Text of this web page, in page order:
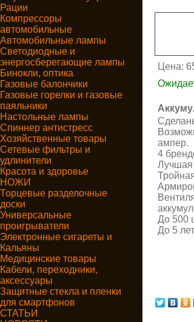
Рации
Компрессоры
автомобильные
Автомобильные лампы
Светодиодные и
энергосберегающие лампы
Бинокли, оптика
Газовые балончики
Газовые горелки и газовые
паяльники
Настольные лампы
Спиннер антистресс
Хозяйственные товары
Сетевые фильтры и
удлинители
Красота и здоровье
НОЖИ
Торцевые разделочные
доски
Универсальные
проигрыватели
Электронные сигареты и
Кальяны
Медицинские товары
Кабели, переходники,
аксессуары
Защитные стекла и пленки
для смартфонов
СТАТЬИ
Цена:
ампер.
4
Лучшая
До 500
До 5